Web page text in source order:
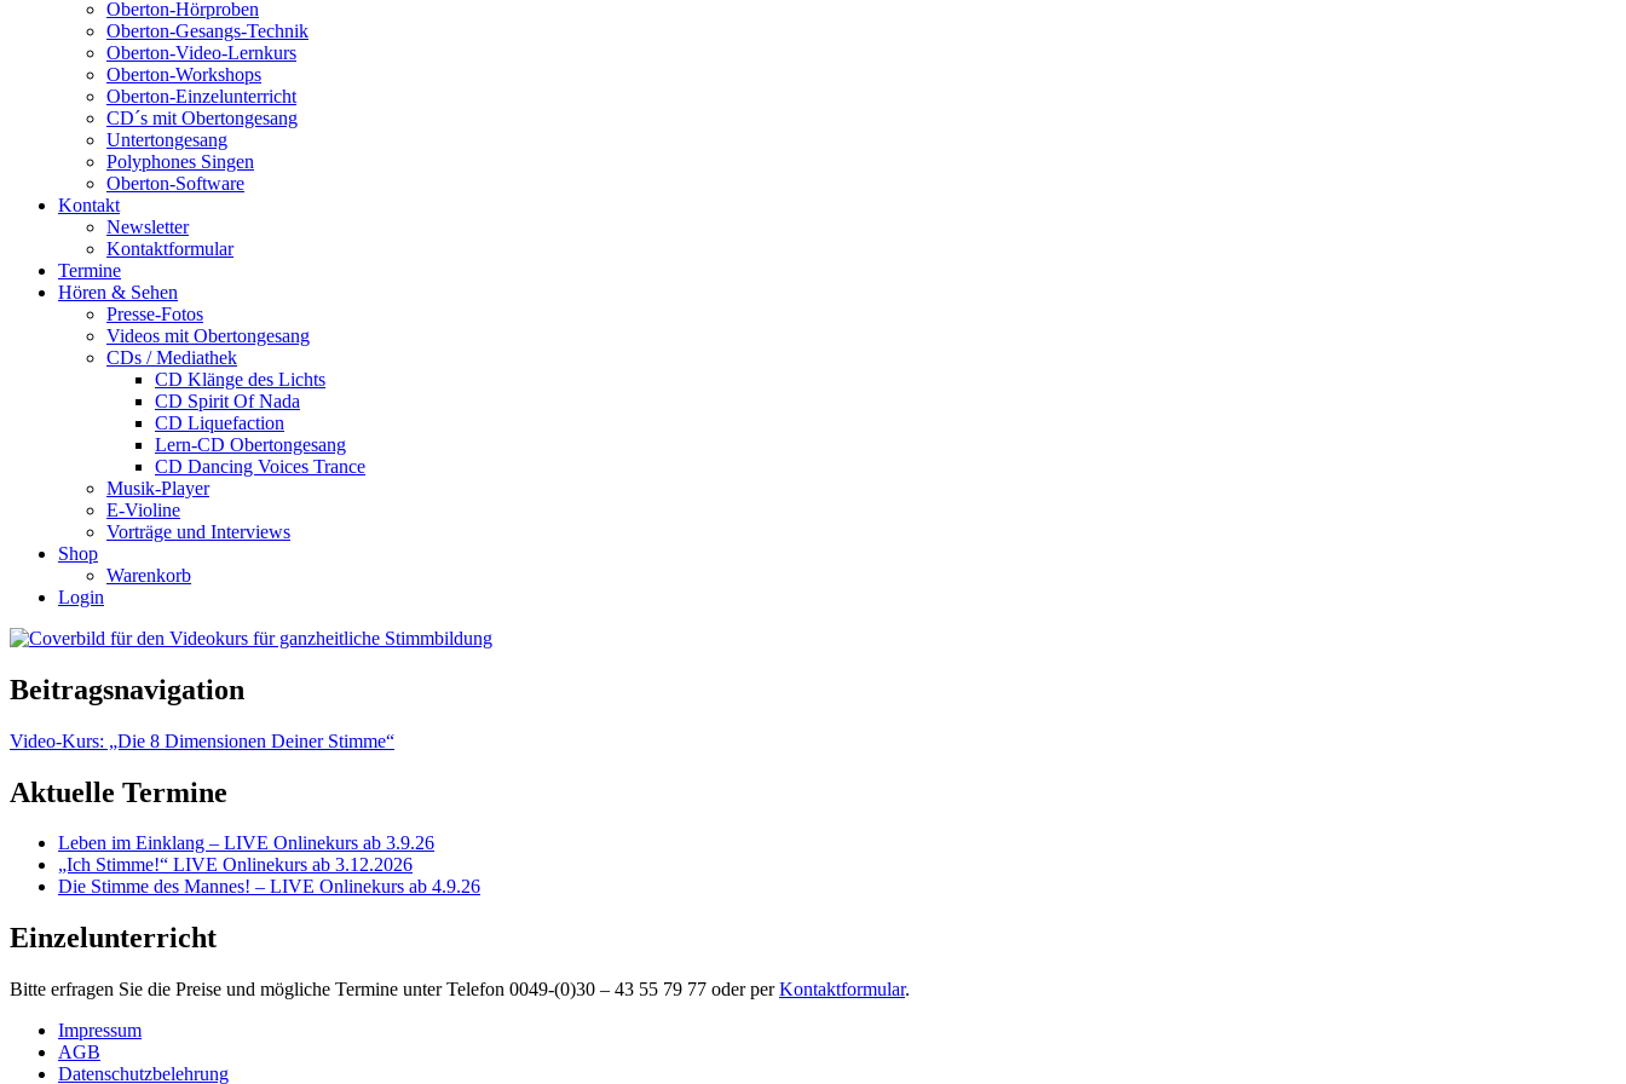
Oberton-Hörproben
Oberton-Gesangs-Technik
Oberton-Video-Lernkurs
Oberton-Workshops
Oberton-Einzelunterricht
CD´s mit Obertongesang
Untertongesang
Polyphones Singen
Oberton-Software
Kontakt
Newsletter
Kontaktformular
Termine
Hören & Sehen
Presse-Fotos
Videos mit Obertongesang
CDs / Mediathek
CD Klänge des Lichts
CD Spirit Of Nada
CD Liquefaction
Lern-CD Obertongesang
CD Dancing Voices Trance
Musik-Player
E-Violine
Vorträge und Interviews
Shop
Warenkorb
Login
Beitragsnavigation
Video-Kurs: „Die 8 Dimensionen Deiner Stimme“
Aktuelle Termine
Leben im Einklang – LIVE Onlinekurs ab 3.9.26
„Ich Stimme!“ LIVE Onlinekurs ab 3.12.2026
Die Stimme des Mannes! – LIVE Onlinekurs ab 4.9.26
Einzelunterricht
Bitte erfragen Sie die Preise und mögliche Termine unter Telefon 0049-(0)30 – 43 55 79 77 oder perKontaktformular.
Impressum
AGB
Datenschutzbelehrung